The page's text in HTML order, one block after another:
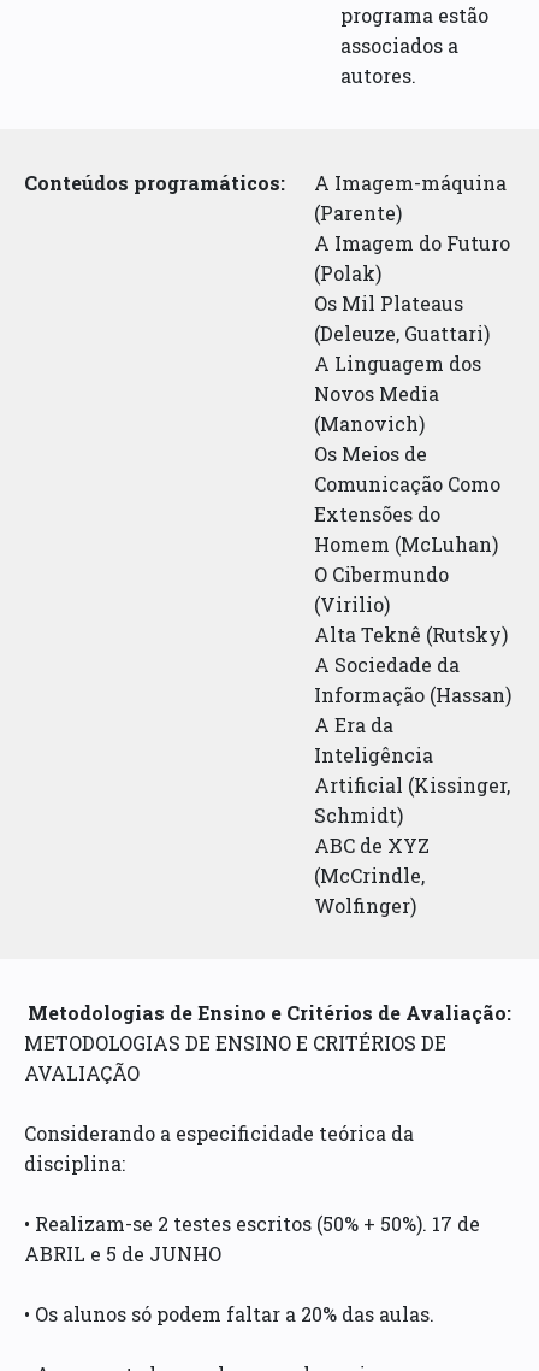
programa estão
associados a
autores.
Conteúdos programáticos:
A Imagem-máquina
(Parente)
A Imagem do Futuro
(Polak)
Os Mil Plateaus
(Deleuze, Guattari)
A Linguagem dos
Novos Media
(Manovich)
Os Meios de
Comunicação Como
Extensões do
Homem (McLuhan)
O Cibermundo
(Virilio)
Alta Teknê (Rutsky)
A Sociedade da
Informação (Hassan)
A Era da
Inteligência
Artificial (Kissinger,
Schmidt)
ABC de XYZ
(McCrindle,
Wolfinger)
Metodologias de Ensino e Critérios de Avaliação:
METODOLOGIAS DE ENSINO E CRITÉRIOS DE
AVALIAÇÃO
Considerando a especificidade teórica da
disciplina:
• Realizam-se 2 testes escritos (50% + 50%). 17 de
ABRIL e 5 de JUNHO
• Os alunos só podem faltar a 20% das aulas.